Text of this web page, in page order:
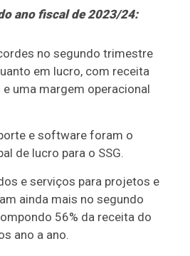
ano fiscal de 2023/24:
no segundo trimestre
em lucro, com receita
e uma margem operacional
e software foram o
de lucro para o SSG.
e serviços para projetos e
ainda mais no segundo
56% da receita do
ano a ano.